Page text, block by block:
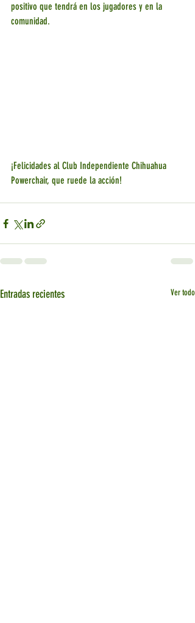
positivo que tendrá en los jugadores y en la
comunidad.
¡Felicidades al Club Independiente Chihuahua
Powerchair, que ruede la acción!
Entradas recientes Ver todo